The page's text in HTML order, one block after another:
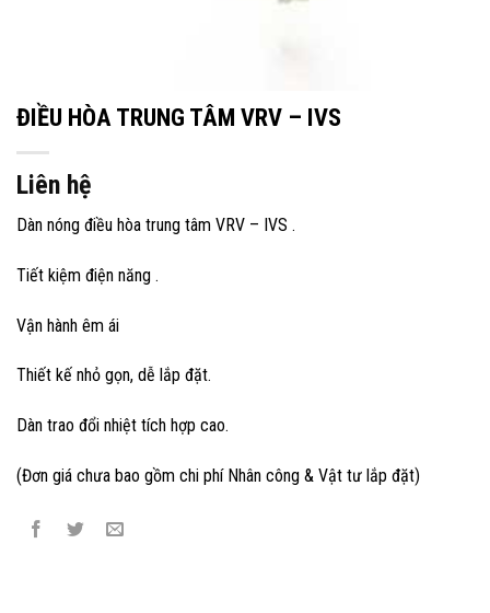
ĐIỀU HÒA TRUNG TÂM VRV – IVS
Liên hệ
Dàn nóng điều hòa trung tâm VRV – IVS .
Tiết kiệm điện năng .
Vận hành êm ái
Thiết kế nhỏ gọn, dễ lắp đặt.
Dàn trao đổi nhiệt tích hợp cao.
(Đơn giá chưa bao gồm chi phí Nhân công & Vật tư lắp đặt)